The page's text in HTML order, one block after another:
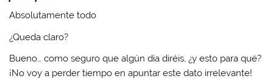
Absolutamente todo
¿Queda claro?
Bueno… como seguro que algún día diréis, ¿y esto para qué?
¡No voy a perder tiempo en apuntar este dato irrelevante!